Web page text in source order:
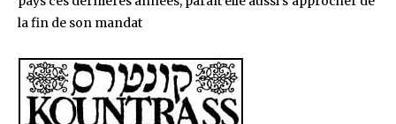
la fin de son mandat